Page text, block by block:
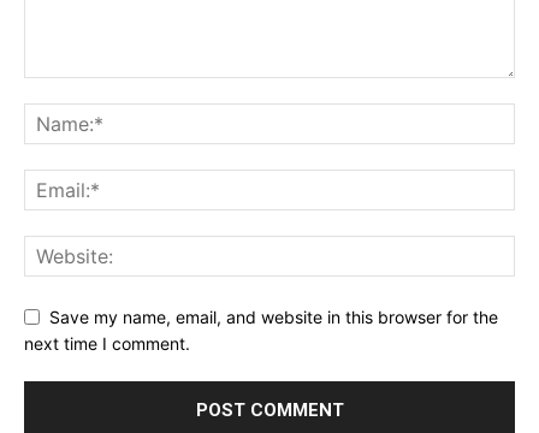
Save my name, email, and website in this browser for the
next time I comment.